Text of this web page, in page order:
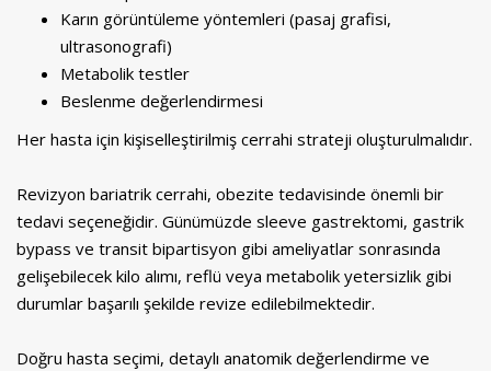
Karın görüntüleme yöntemleri (pasaj grafisi,
ultrasonografi)
Metabolik testler
Beslenme değerlendirmesi
Her hasta için kişiselleştirilmiş cerrahi strateji oluşturulmalıdır.
Revizyon bariatrik cerrahi, obezite tedavisinde önemli bir
tedavi seçeneğidir. Günümüzde sleeve gastrektomi, gastrik
bypass ve transit bipartisyon gibi ameliyatlar sonrasında
gelişebilecek kilo alımı, reflü veya metabolik yetersizlik gibi
durumlar başarılı şekilde revize edilebilmektedir.
Doğru hasta seçimi, detaylı anatomik değerlendirme ve